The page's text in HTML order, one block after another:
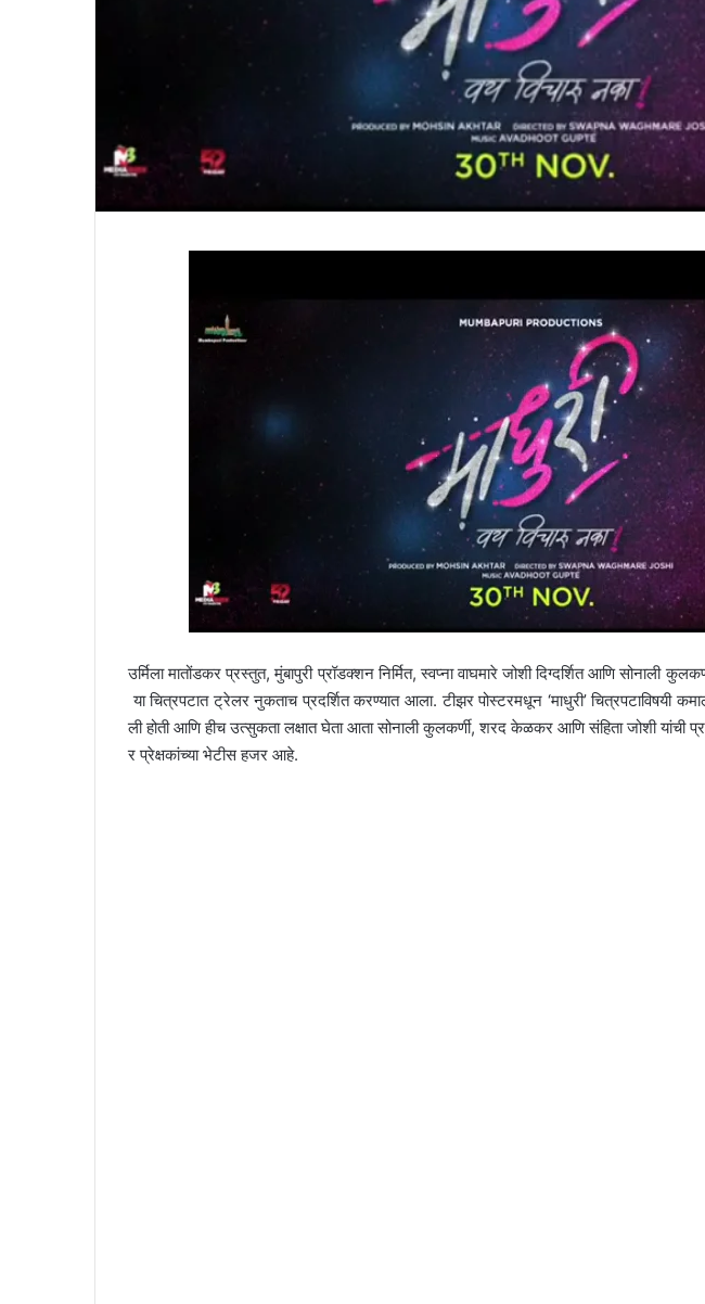
उर्मिला मातोंडकर प्रस्तुत, मुंबापुरी प्रॉडक्शन निर्मित, स्वप्ना वाघमारे जोशी दिग्दर्शित आणि सोनाली
या चित्रपटात ट्रेलर नुकताच प्रदर्शित करण्यात आला. टीझर पोस्टरमधून ‘माधुरी’ चित्रपटाविषयी
ली होती आणि हीच उत्सुकता लक्षात घेता आता सोनाली कुलकर्णी, शरद केळकर आणि संहिता जोशी यांची
र प्रेक्षकांच्या भेटीस हजर आहे.